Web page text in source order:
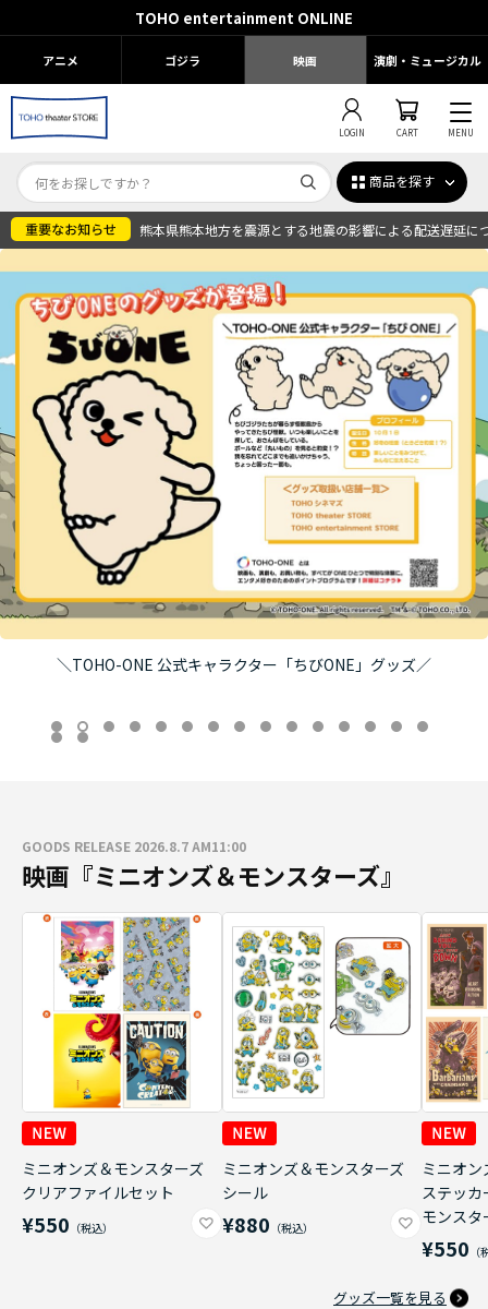
TOHO entertainment ONLINE
アニメ ゴジラ 映画 演劇・ミュージカル
LOGIN CART MENU
商品を探す
熊本県熊本地方を震源とする地震の影響による配送遅延に
＼TOHO-ONE 公式キャラクター「ちびONE」グッズ／
GOODS RELEASE 2026.8.7 AM11:00
映画『ミニオンズ＆モンスターズ』
ミニオンズ＆モンスターズ
クリアファイルセット
¥550
ミニオンズ＆モンスターズ
シール
¥880
ミニオ
ステッ
モンスタ
¥550
グッズ一覧を見る